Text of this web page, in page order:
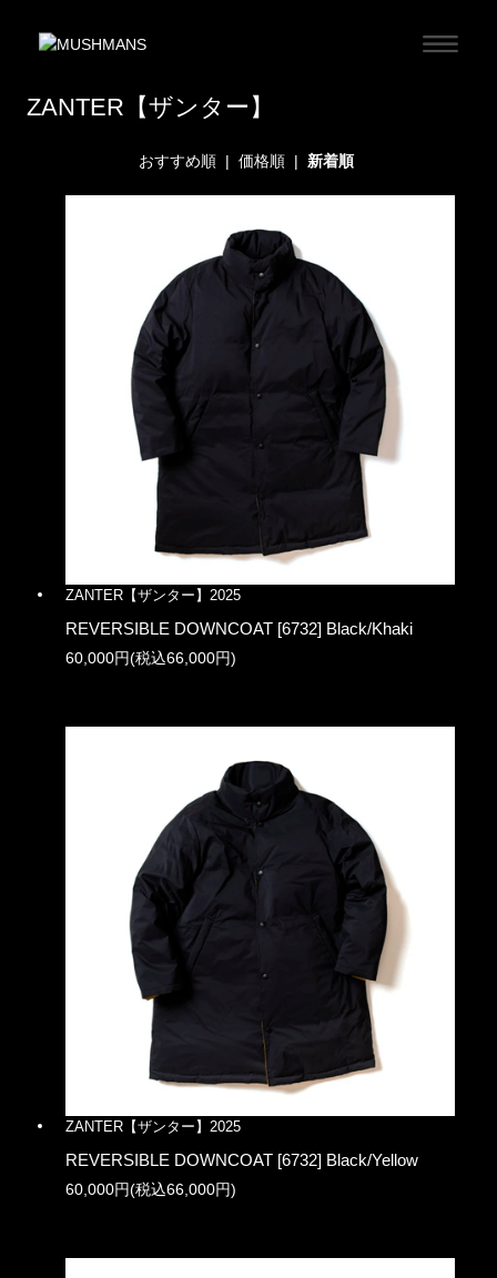
ZANTER【ザンター】
おすすめ順| 価格順| 新着順
ZANTER【ザンター】2025
REVERSIBLE DOWNCOAT [6732] Black/Khaki
60,000円(税込66,000円)
ZANTER【ザンター】2025
REVERSIBLE DOWNCOAT [6732] Black/Yellow
60,000円(税込66,000円)